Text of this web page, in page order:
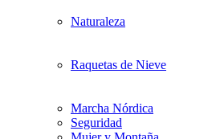
Naturaleza
Raquetas de Nieve
Marcha Nórdica
Seguridad